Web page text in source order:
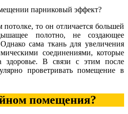
парниковый эффект?
потолке, то он отличается большей
полотно, не создающее
сама ткань для увеличения
соединениями, которые
здоровье. В связи с этим после
проветривать помещение в
помещения?